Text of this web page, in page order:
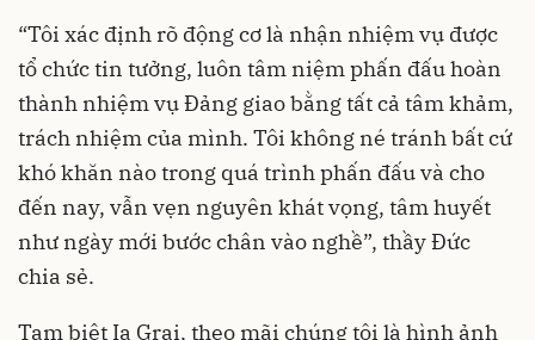
“Tôi xác định rõ động cơ là nhận nhiệm vụ được
tổ chức tin tưởng, luôn tâm niệm phấn đấu hoàn
thành nhiệm vụ Đảng giao bằng tất cả tâm khảm,
trách nhiệm của mình. Tôi không né tránh bất cứ
khó khăn nào trong quá trình phấn đấu và cho
đến nay, vẫn vẹn nguyên khát vọng, tâm huyết
như ngày mới bước chân vào nghề”, thầy Đức
chia sẻ.
Tạm biệt Ia Grai, theo mãi chúng tôi là hình ảnh